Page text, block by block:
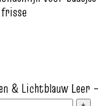
frisse
& Lichtblauw Leer –